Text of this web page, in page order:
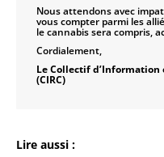
Nous attendons avec
vous compter parmi les
le cannabis sera compris,
Cordialement,
Le Collectif d’Information
(CIRC)
Lire aussi :